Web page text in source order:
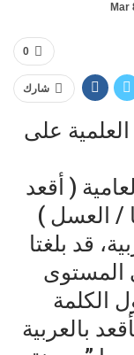
Mar
0
شارك
على
( أقعد
/ العسل )
قد بلغتا
المستوى
الكلمة
بالعربية